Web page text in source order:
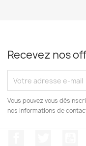
Recevez nos
Vous pouvez vous
nos informations de